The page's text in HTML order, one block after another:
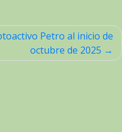
Petro al inicio de
octubre de 2025